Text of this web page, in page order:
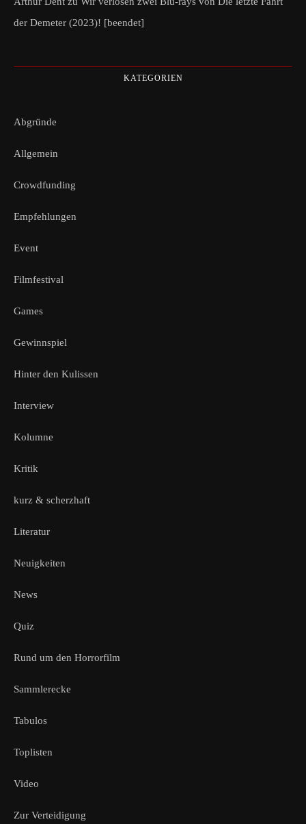
der Demeter (2023)! [beendet]
KATEGORIEN
Abgründe
Allgemein
Crowdfunding
Empfehlungen
Event
Filmfestival
Games
Gewinnspiel
Hinter den Kulissen
Interview
Kolumne
Kritik
kurz & scherzhaft
Literatur
Neuigkeiten
News
Quiz
Rund um den Horrorfilm
Sammlerecke
Tabulos
Toplisten
Video
Zur Verteidigung